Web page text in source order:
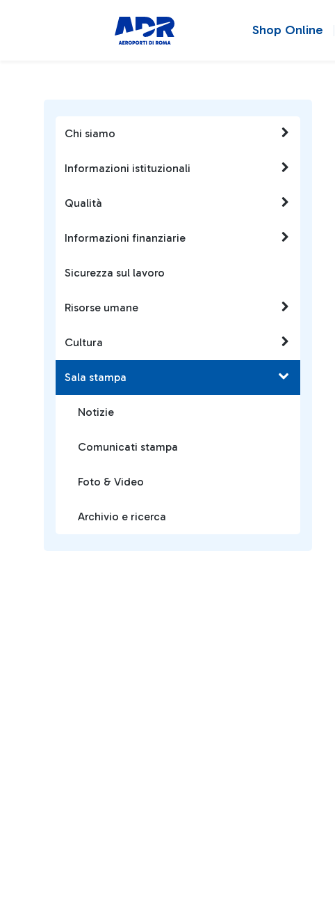
Shop Online
Chi siamo
Informazioni istituzionali
Qualità
Informazioni finanziarie
Sicurezza sul lavoro
Risorse umane
Cultura
Sala stampa
Notizie
Comunicati stampa
Foto & Video
Archivio e ricerca